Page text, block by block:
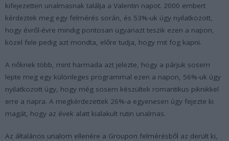
kifejezetten unalmasnak találja a Valentin napot. 2000 embert
kérdeztek meg egy felmérés során, és 53%-uk úgy nyilatkozott,
hogy évről-évre mindig pontosan ugyanazt teszik ezen a napon,
közel fele pedig azt mondta, előre tudja, hogy mit fog kapni.
A nőknek több, mint harmada azt jelezte, hogy a párjuk sosem
lepte meg egy különleges programmal ezen a napon, 56%-uk úgy
nyilatkozott úgy, hogy még sosem készültek romantikus piknikkel
erre a napra. A megkérdezettek 26%-a egyenesen úgy fejezte ki
magát, hogy az évek alatt kialakult rutin unalmas.
Az általános unalom ellenére a Groupon felmérésből az derült ki,